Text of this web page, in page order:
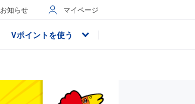
お知らせ マイページ
Vポイントを使う